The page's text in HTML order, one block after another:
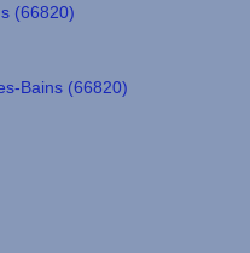
(66820)
Bains (66820)